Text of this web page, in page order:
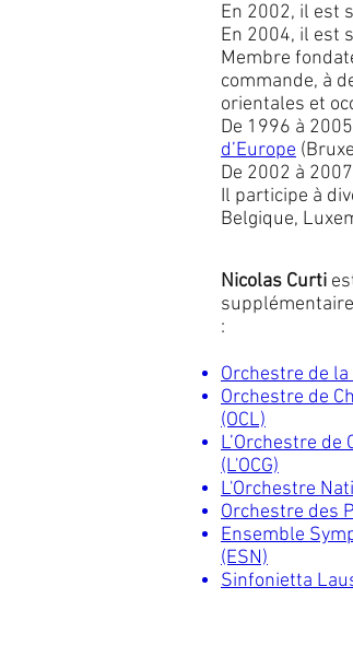
En 2002, il est
En 2004, il est
Membre
commande, à
orientales et
De 1996 à
d’Europe
De 2002 à
Il participe à
Belgique,
Nicolas Curti
:
Orchestre de la
Orchestre de
(OCL)
L’Orchestre de
(L'OCG)
L'Orchestre
Orchestre des
Ensemble
(ESN)
Sinfonietta